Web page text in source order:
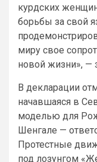
курдских
борьбы за свой
миру свое
новой жизни», —
В декларации
начавшаяся в
моделью для
Шенгале —
Протестные
под лозунгом